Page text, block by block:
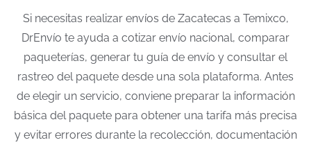
Si necesitas realizar envíos de Zacatecas a Temixco,
DrEnvío te ayuda a cotizar envío nacional, comparar
paqueterías, generar tu guía de envío y consultar el
rastreo del paquete desde una sola plataforma. Antes
de elegir un servicio, conviene preparar la información
básica del paquete para obtener una tarifa más precisa
y evitar errores durante la recolección, documentación